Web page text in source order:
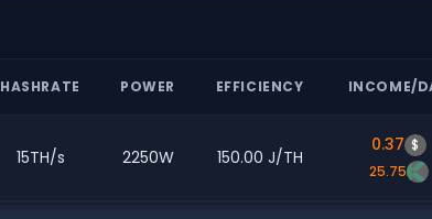
HASHRATE POWER EFFICIENCY INCOME/
15TH/s 2250W 150.00 J/TH
0.37 $
25.75